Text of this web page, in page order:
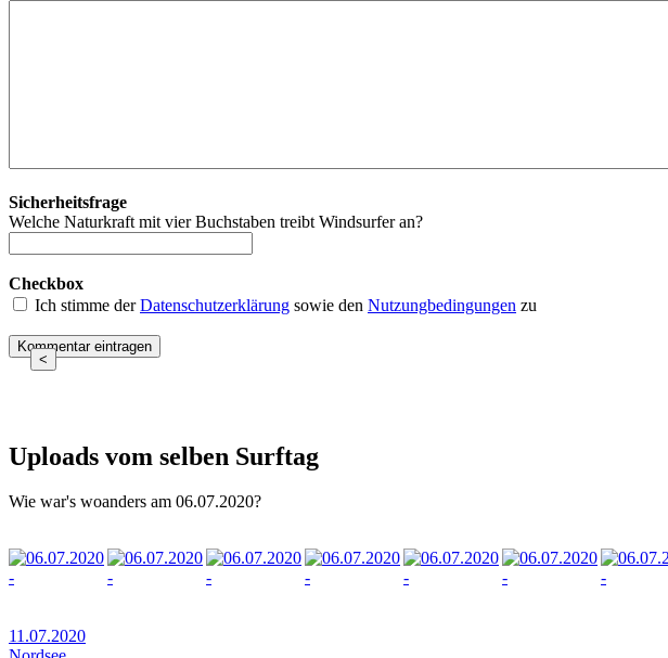
Sicherheitsfrage
Welche Naturkraft mit vier Buchstaben treibt Windsurfer an?
Checkbox
Ich stimme derDatenschutzerklärung sowie den Nutzungbedingungen zu
<
Uploads vom selben Surftag
Wie war's woanders am 06.07.2020?
11.07.2020